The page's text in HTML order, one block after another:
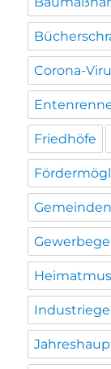
Corona-
Friedhöfe